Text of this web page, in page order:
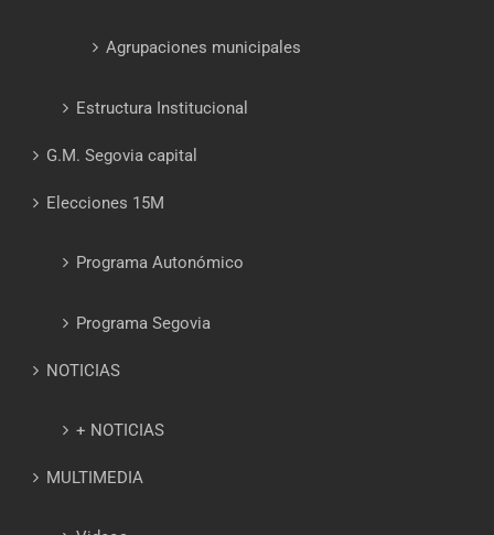
Agrupaciones municipales
Estructura Institucional
G.M. Segovia capital
Elecciones 15M
Programa Autonómico
Programa Segovia
NOTICIAS
+ NOTICIAS
MULTIMEDIA